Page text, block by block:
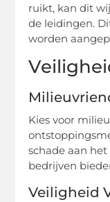
ruikt, kan dit
de leidingen.
worden
Kies voor
schade aan
bedrijven
Veiligheid